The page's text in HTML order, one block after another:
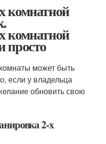
комнатной
комнатной
просто
может быть
если у владельца
обновить свою
2-х